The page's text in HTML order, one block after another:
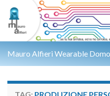
Mauro Alfieri Wearable